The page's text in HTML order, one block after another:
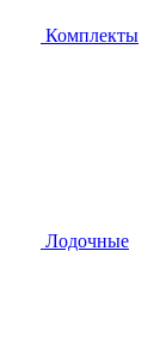
Комплекты
Лодочные